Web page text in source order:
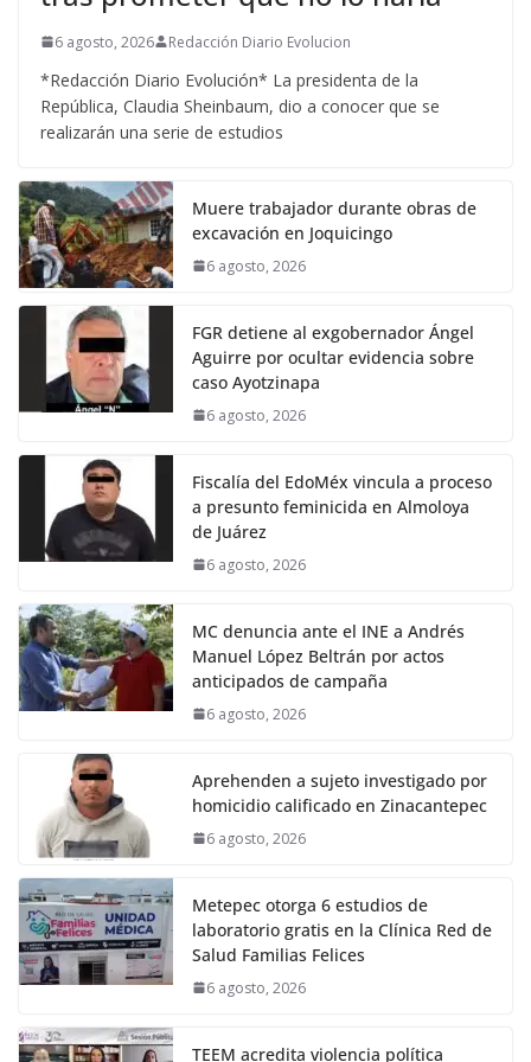
6 agosto, 2026 Redacción Diario Evolucion
*Redacción Diario Evolución* La presidenta de la
República, Claudia Sheinbaum, dio a conocer que se
realizarán una serie de estudios
Muere trabajador durante obras de
excavación en Joquicingo
6 agosto, 2026
FGR detiene al exgobernador Ángel
Aguirre por ocultar evidencia sobre
caso Ayotzinapa
6 agosto, 2026
Fiscalía del EdoMéx vincula a proceso
a presunto feminicida en Almoloya
de Juárez
6 agosto, 2026
MC denuncia ante el INE a Andrés
Manuel López Beltrán por actos
anticipados de campaña
6 agosto, 2026
Aprehenden a sujeto investigado por
homicidio calificado en Zinacantepec
6 agosto, 2026
Metepec otorga 6 estudios de
laboratorio gratis en la Clínica Red de
Salud Familias Felices
6 agosto, 2026
TEEM acredita violencia política